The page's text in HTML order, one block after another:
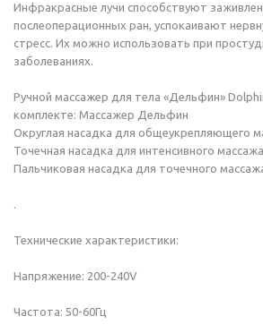
Инфракрасные лучи способствуют
послеоперационных ран, успокаивают
стресс. Их можно использовать при
заболеваниях.
Ручной массажер для тела «Дельфин»
комплекте: Массажер Дельфин
Округлая насадка для общеукрепляющего
Точечная насадка для интенсивного массажа
Пальчиковая насадка для точечного
.
Технические характеристики:
Напряжение: 200-240V
Частота: 50-60Гц